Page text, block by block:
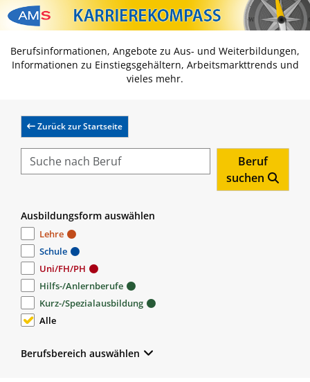
Zum Inhalt springen
Zum Navmenü springen
Zur Suche springen
Zur Footer springen
Berufsinformationen, Angebote zu Aus- und Weiterbildungen,
Informationen zu Einstiegsgehältern, Arbeitsmarkttrends und
vieles mehr.
Zurück zur Startseite
Beruf
suchen
Ausbildungsform auswählen
Lehre
Schule
Uni/FH/PH
Hilfs-/Anlernberufe
Kurz-/Spezialausbildung
Alle
Berufsbereich auswählen